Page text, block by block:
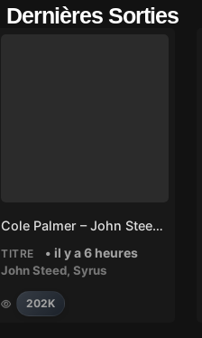
Dernières Sorties
Cole Palmer – John Steed, Syrus
TITRE • il y a 6 heures
John Steed, Syrus
202K